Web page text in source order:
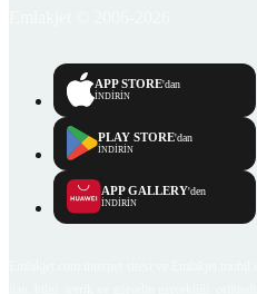
APP STORE'dan
İNDİRİN
PLAY STORE'dan
İNDİRİN
APP GALLERY'den
İNDİRİN